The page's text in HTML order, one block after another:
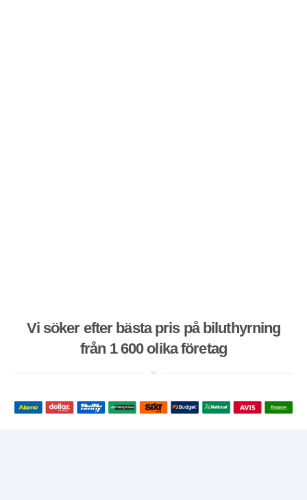
Vi söker efter bästa pris på biluthyrning
från 1 600 olika företag